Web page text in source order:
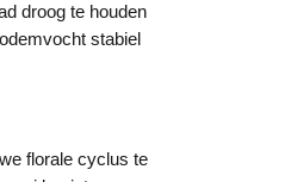
droog te houden
stabiel
florale cyclus te